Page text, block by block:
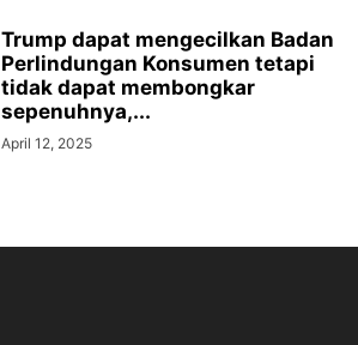
Trump dapat mengecilkan Badan
Perlindungan Konsumen tetapi
tidak dapat membongkar
sepenuhnya,...
April 12, 2025